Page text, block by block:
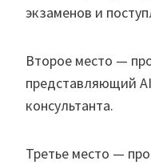
экзаменов и
Второе место —
представляющий
консультанта.
Третье место —